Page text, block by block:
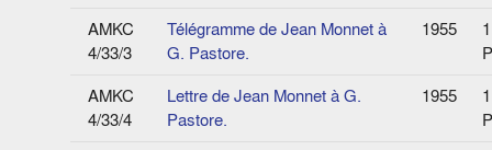
AMKC
4/33/3
Télégramme de Jean Monnet à
G. Pastore.
1955
1
AMKC
4/33/4
Lettre de Jean Monnet à G.
Pastore.
1955
1